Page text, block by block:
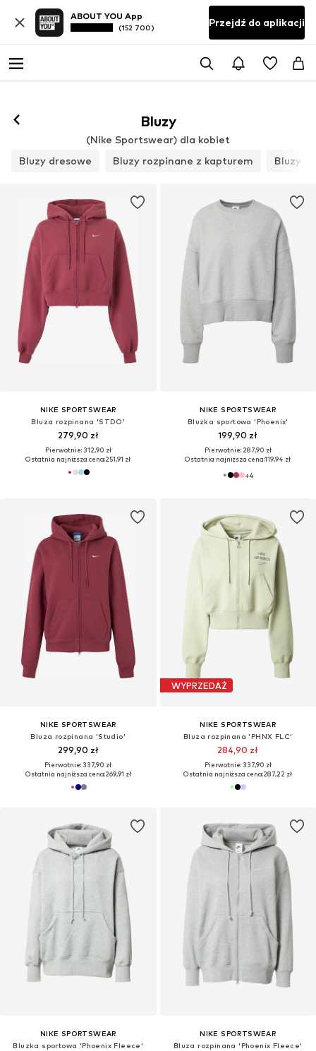
ABOUT YOU App
(152 700) Przejdź do aplikacji
Bluzy
(Nike Sportswear) dla kobiet
Bluzy dresowe
Bluzy rozpinane z kapturem Bluzy z
NIKE SPORTSWEAR
Bluza rozpinana 'STDO'
279,90 zł
Pierwotnie: 312,90 zł
Ostatnia najniższa cena:251,91 zł
NIKE SPORTSWEAR
Bluzka sportowa 'Phoenix'
199,90 zł
Pierwotnie: 287,90 zł
Ostatnia najniższa cena:119,94 zł
+4
NIKE SPORTSWEAR
Bluza rozpinana 'Studio'
299,90 zł
Pierwotnie: 337,90 zł
Ostatnia najniższa cena:269,91 zł
WYPRZEDAŻ
NIKE SPORTSWEAR
Bluza rozpinana 'PHNX FLC'
284,90 zł
Pierwotnie: 337,90 zł
Ostatnia najniższa cena:287,22 zł
NIKE SPORTSWEAR
Bluzka sportowa 'Phoenix Fleece'
NIKE SPORTSWEAR
Bluza rozpinana 'Phoenix Fleece'